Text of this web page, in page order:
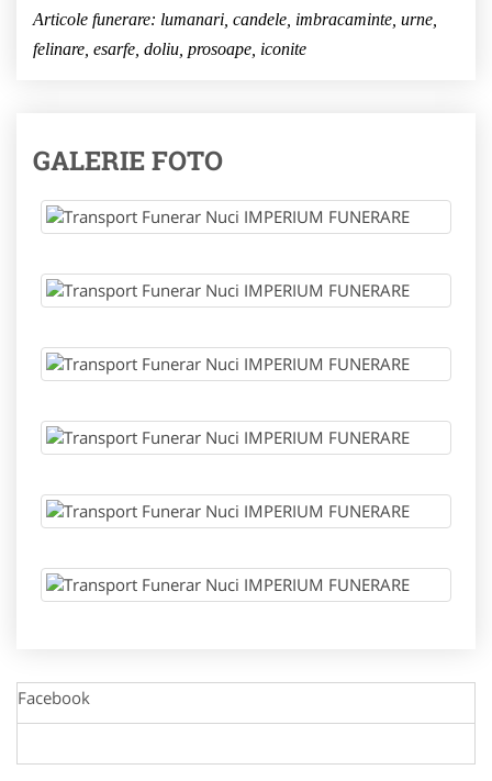
Articole funerare: lumanari, candele, imbracaminte, urne,
felinare, esarfe, doliu, prosoape, iconite
GALERIE FOTO
Facebook